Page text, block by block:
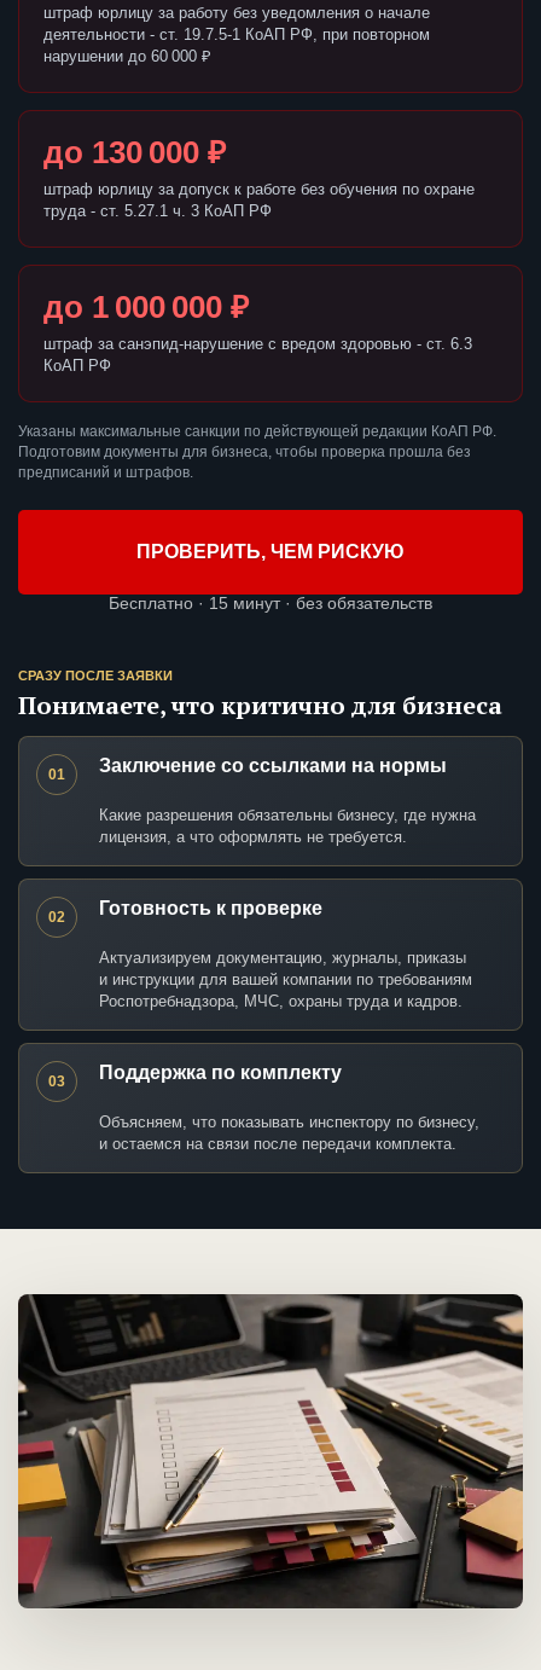
штраф юрлицу за работу без уведомления о начале
деятельности - ст. 19.7.5-1 КоАП РФ, при повторном
нарушении до 60 000 ₽
до 130 000 ₽
штраф юрлицу за допуск к работе без обучения по охране
труда - ст. 5.27.1 ч. 3 КоАП РФ
до 1 000 000 ₽
штраф за санэпид-нарушение с вредом здоровью - ст. 6.3
КоАП РФ
Указаны максимальные санкции по действующей редакции КоАП РФ.
Подготовим документы для бизнеса, чтобы проверка прошла без
предписаний и штрафов.
ПРОВЕРИТЬ, ЧЕМ РИСКУЮ
Бесплатно · 15 минут · без обязательств
СРАЗУ ПОСЛЕ ЗАЯВКИ
Понимаете, что критично для бизнеса
01 Заключение со ссылками на нормы
Какие разрешения обязательны бизнесу, где нужна
лицензия, а что оформлять не требуется.
02 Готовность к проверке
Актуализируем документацию, журналы, приказы
и инструкции для вашей компании по требованиям
Роспотребнадзора, МЧС, охраны труда и кадров.
03 Поддержка по комплекту
Объясняем, что показывать инспектору по бизнесу,
и остаемся на связи после передачи комплекта.